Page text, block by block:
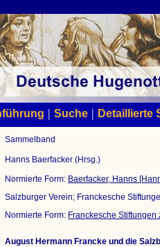
| Suche| Detaillierte
Sammelband
Hanns Baerfacker (Hrsg.)
Normierte Form: Baerfacker, Hanns
Salzburger Verein; Franckesche
Normierte Form: Franckesche
August Hermann Francke und die